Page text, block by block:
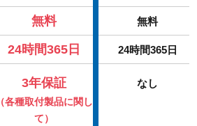
無料 無料
24時間365日 24時間365日
3年保証
（各種取付製品に関し
て）
なし